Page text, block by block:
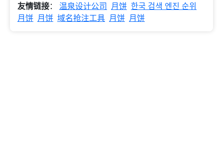
友情链接： 温泉设计公司 月饼 한국 검색 엔진 순위
月饼 月饼 域名抢注工具 月饼 月饼